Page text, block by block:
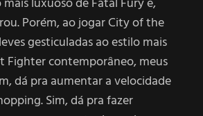
Porém, ao jogar City of the
gesticuladas ao estilo mais
Fighter contemporâneo, meus
dá pra aumentar a velocidade
Sim, dá pra fazer